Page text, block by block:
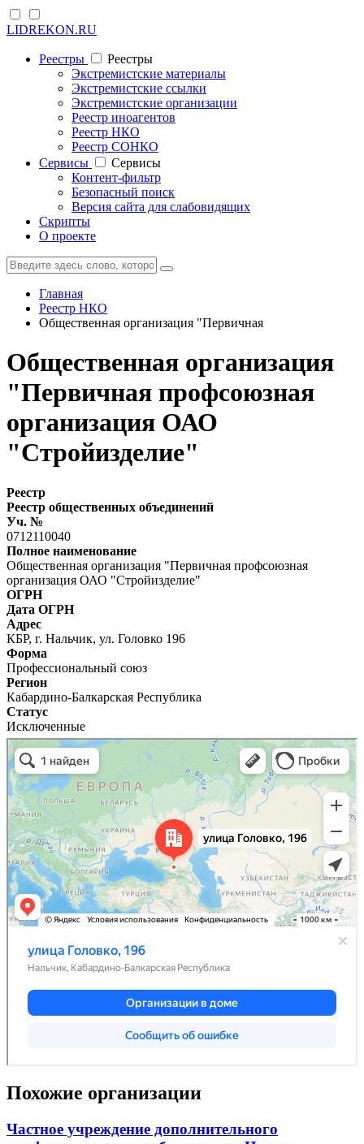
LIDREKON.RU
Реестры
Реестры
Экстремистские материалы
Экстремистские ссылки
Экстремистские организации
Реестр иноагентов
Реестр НКО
Реестр СОНКО
Cервисы
Cервисы
Контент-фильтр
Безопасный поиск
Версия сайта для слабовидящих
Скрипты
О проекте
Главная
Реестр НКО
Общественная организация "Первичная
Общественная организация
"Первичная профсоюзная
организация ОАО
"Стройизделие"
Реестр
Реестр общественных объединений
Уч. №
0712110040
Полное наименование
Общественная организация "Первичная профсоюзная
организация ОАО "Стройизделие"
ОГРН
Дата ОГРН
Адрес
КБР, г. Нальчик, ул. Головко 196
Форма
Профессиональный союз
Регион
Кабардино-Балкарская Республика
Статус
Исключенные
Похожие организации
Частное учреждение дополнительного